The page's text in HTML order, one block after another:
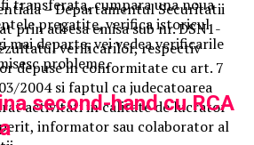
– Departamentul Securitatii
prin adresa emisa sub nr. DSN1-
verificarilor, respectiv
depuse in conformitate cu art. 7
2004 si faptul ca judecatoarea
activitati in calitate de lucrator
informator sau colaborator al
transferata, cumpara una noua
pregatite, verifica istoricul
mai departe, vei vedea verificarile
probleme.
second-hand cu RCA